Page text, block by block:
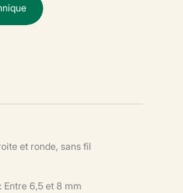
nique
et ronde, sans fil
Entre 6,5 et 8 mm